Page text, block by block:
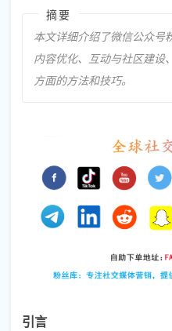
摘要
本文详细介绍了微信公众号
内容优化、互动与社区建设
方面的方法和技巧。
引言